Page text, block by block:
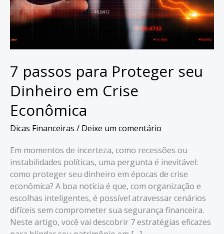
7 passos para Proteger seu
Dinheiro em Crise
Econômica
Dicas Financeiras / Deixe um comentário
Em momentos de incerteza, como recessões ou
instabilidades políticas, uma pergunta é inevitável:
como proteger seu dinheiro em épocas de crise
econômica? A boa notícia é que, com organização e
escolhas inteligentes, é possível atravessar cenários
difíceis sem comprometer sua segurança financeira.
Neste artigo, você vai descobrir 7 estratégias eficazes